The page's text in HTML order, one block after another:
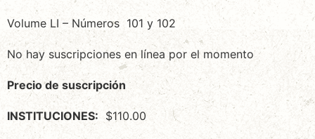
Volume LI – Números 101 y 102
No hay suscripciones en línea por el momento
Precio de suscripción
INSTITUCIONES: $110.00